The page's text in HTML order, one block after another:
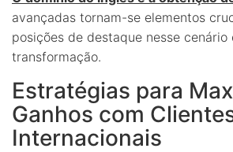
avançadas tornam-se elementos
posições de destaque nesse cenário
transformação.
Estratégias para
Ganhos com
Internacionais